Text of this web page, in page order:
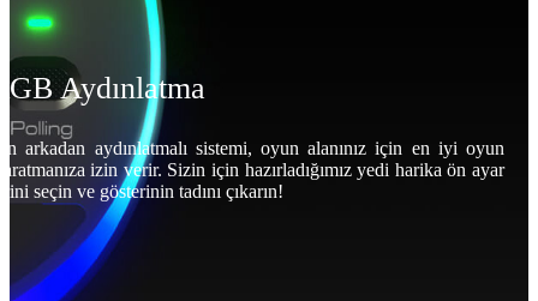
Aydınlatma
arkadan aydınlatmalı sistemi, oyun alanınız için en iyi oyun
izin verir. Sizin için hazırladığımız yedi harika ön ayar
seçin ve gösterinin tadını çıkarın!